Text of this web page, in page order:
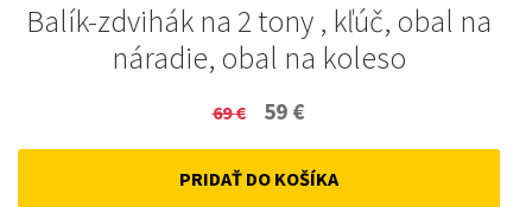
Balík-zdvihák na 2 tony , kľúč, obal na
náradie, obal na koleso
69€
Original
price
was:
59 €
price
is:
PRIDAŤ DO KOŠÍKA